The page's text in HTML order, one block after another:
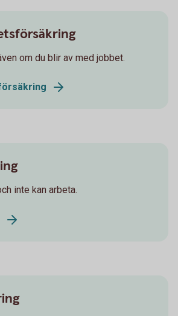
om du blir av med jobbet.
inte kan arbeta.